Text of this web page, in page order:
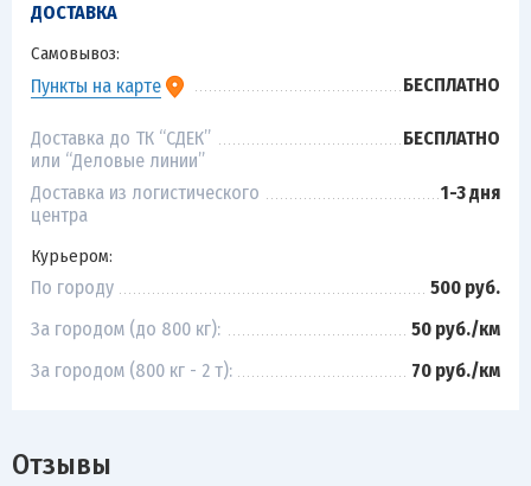
ДОСТАВКА
Самовывоз:
Пункты на карте БЕСПЛАТНО
Доставка до ТК “СДЕК”
или “Деловые линии”
БЕСПЛАТНО
Доставка из логистического
центра
1-3 дня
Курьером:
По городу
500 руб.
За городом (до 800 кг):
50 руб./км
За городом (800 кг - 2 т):
70 руб./км
Отзывы